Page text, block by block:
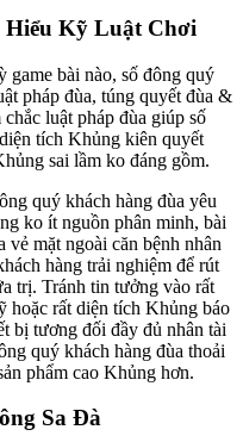
Kỹ Luật Chơi
game bài nào, số đông quý
pháp đùa, túng quyết đùa &
luật pháp đùa giúp số
tích Khủng kiên quyết
sai lầm ko đáng gồm.
quý khách hàng đùa yêu
ko ít nguồn phân minh, bài
mặt ngoài căn bệnh nhân
hàng trải nghiệm để rút
trị. Tránh tin tưởng vào rất
hoặc rất diện tích Khủng báo
bị tương đối đầy đủ nhân tài
quý khách hàng đùa thoải
phẩm cao Khủng hơn.
Sa Đà